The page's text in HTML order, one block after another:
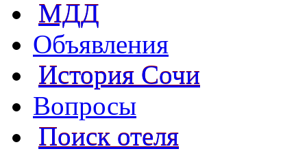
МДД
Объявления
История Сочи
Вопросы
Поиск отеля